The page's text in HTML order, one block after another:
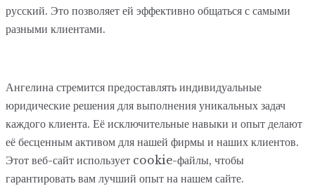
русский. Это позволяет ей эффективно общаться с самыми
разными клиентами.
Ангелина стремится предоставлять индивидуальные
юридические решения для выполнения уникальных задач
каждого клиента. Её исключительные навыки и опыт делают
её бесценным активом для нашей фирмы и наших клиентов.
Этот веб-сайт использует cookie-файлы, чтобы
гарантировать вам лучший опыт на нашем сайте.